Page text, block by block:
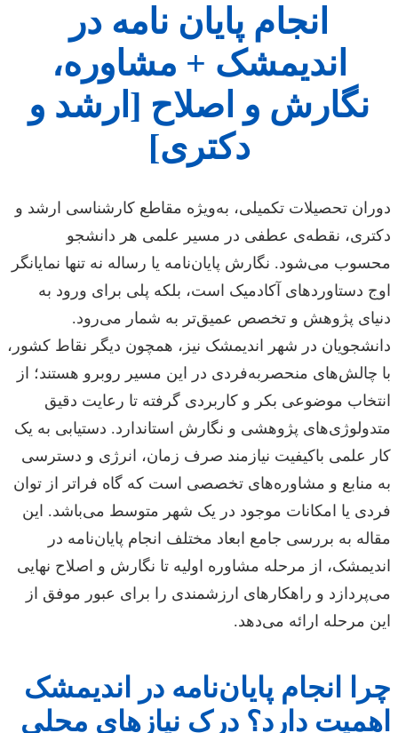
انجام پایان نامه در
اندیمشک + مشاوره،
نگارش و اصلاح [ارشد و
دکتری]
دوران تحصیلات تکمیلی، به‌ویژه مقاطع کارشناسی ارشد و
دکتری، نقطه‌ی عطفی در مسیر علمی هر دانشجو
محسوب می‌شود. نگارش پایان‌نامه یا رساله نه تنها نمایانگر
اوج دستاوردهای آکادمیک است، بلکه پلی برای ورود به
دنیای پژوهش و تخصص عمیق‌تر به شمار می‌رود.
دانشجویان در شهر اندیمشک نیز، همچون دیگر نقاط کشور،
با چالش‌های منحصربه‌فردی در این مسیر روبرو هستند؛ از
انتخاب موضوعی بکر و کاربردی گرفته تا رعایت دقیق
متدولوژی‌های پژوهشی و نگارش استاندارد. دستیابی به یک
کار علمی باکیفیت نیازمند صرف زمان، انرژی و دسترسی
به منابع و مشاوره‌های تخصصی است که گاه فراتر از توان
فردی یا امکانات موجود در یک شهر متوسط می‌باشد. این
مقاله به بررسی جامع ابعاد مختلف انجام پایان‌نامه در
اندیمشک، از مرحله مشاوره اولیه تا نگارش و اصلاح نهایی
می‌پردازد و راهکارهای ارزشمندی را برای عبور موفق از
این مرحله ارائه می‌دهد.
چرا انجام پایان‌نامه در اندیمشک
اهمیت دارد؟ درک نیازهای محلی